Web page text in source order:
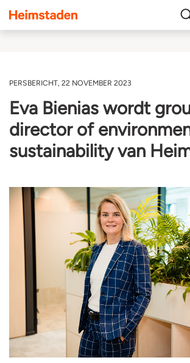
Heimstaden
PERSBERICHT, 22 NOVEMBER 2023
Eva Bienias wordt
director of
sustainability van